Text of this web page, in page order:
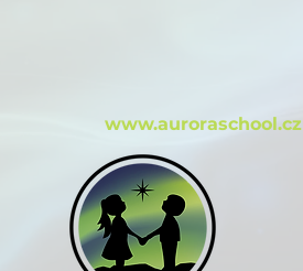
www.auroraschool.cz